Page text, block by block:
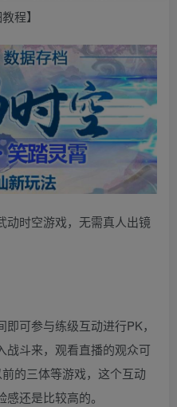
程】
动时空游戏，无需真人出镜
可参与练级互动进行PK，
战斗来，观看直播的观众可
的三体等游戏，这个互动
还是比较高的。